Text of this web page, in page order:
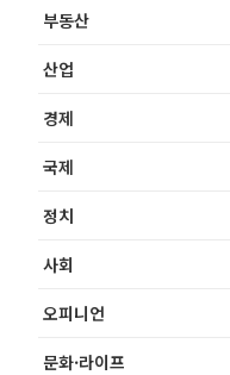
부동산
산업
경제
국제
정치
사회
오피니언
문화·라이프